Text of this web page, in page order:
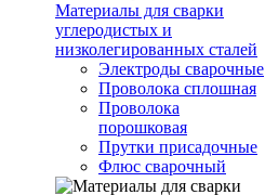
Материалы для сварки
углеродистых и
низколегированных сталей
Электроды сварочные
Проволока сплошная
Проволока
порошковая
Прутки присадочные
Флюс сварочный